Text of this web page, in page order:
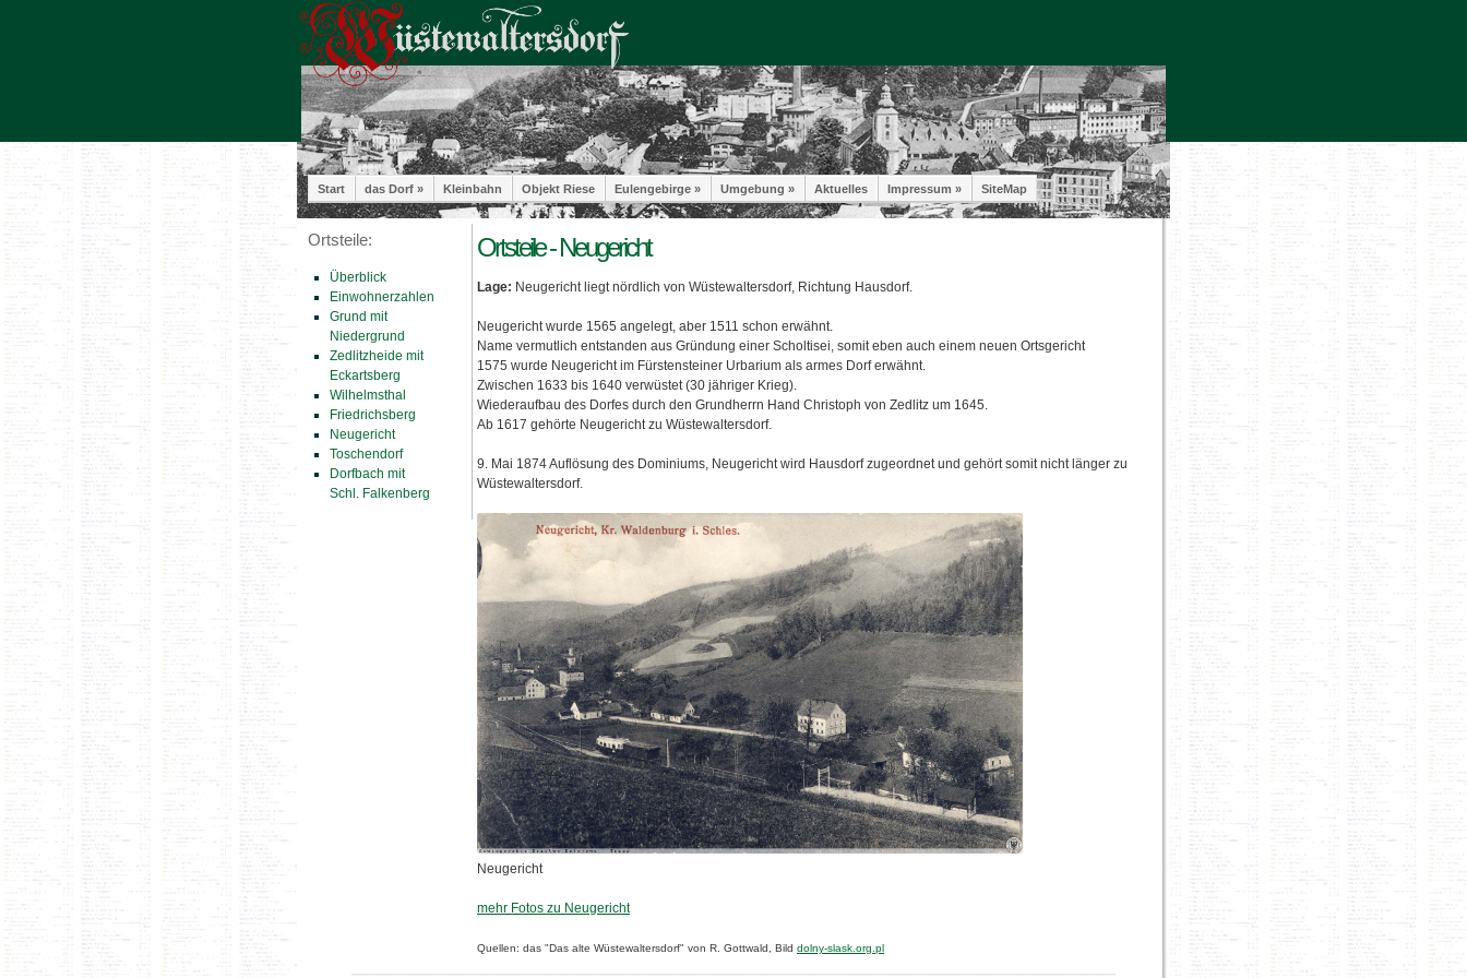
Start das Dorf » Kleinbahn Objekt Riese Eulengebirge » Umgebung » Aktuelles Impressum » SiteMap
Ortsteile:
Überblick
Einwohnerzahlen
Grund mit
Niedergrund
Zedlitzheide mit
Eckartsberg
Wilhelmsthal
Friedrichsberg
Neugericht
Toschendorf
Dorfbach mit
Schl. Falkenberg
Ortsteile - Neugericht
Lage: Neugericht liegt nördlich von Wüstewaltersdorf, Richtung Hausdorf.
Neugericht wurde 1565 angelegt, aber 1511 schon erwähnt.
Name vermutlich entstanden aus Gründung einer Scholtisei, somit eben auch einem neuen Ortsgericht
1575 wurde Neugericht im Fürstensteiner Urbarium als armes Dorf erwähnt.
Zwischen 1633 bis 1640 verwüstet (30 jähriger Krieg).
Wiederaufbau des Dorfes durch den Grundherrn Hand Christoph von Zedlitz um 1645.
Ab 1617 gehörte Neugericht zu Wüstewaltersdorf.
9. Mai 1874 Auflösung des Dominiums, Neugericht wird Hausdorf zugeordnet und gehört somit nicht länger zu
Wüstewaltersdorf.
Neugericht
mehr Fotos zu Neugericht
Quellen: das "Das alte Wüstewaltersdorf" von R. Gottwald, Bild dolny-slask.org.pl